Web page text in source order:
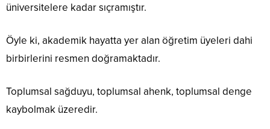
üniversitelere kadar sıçramıştır.
Öyle ki, akademik hayatta yer alan öğretim üyeleri dahi
birbirlerini resmen doğramaktadır.
Toplumsal sağduyu, toplumsal ahenk, toplumsal denge
kaybolmak üzeredir.